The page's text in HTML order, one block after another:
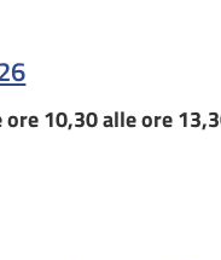
ore 10,30 alle ore